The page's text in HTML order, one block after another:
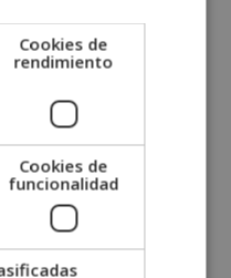
(*)
Cookies de
rendimiento
Cookies de
funcionalidad